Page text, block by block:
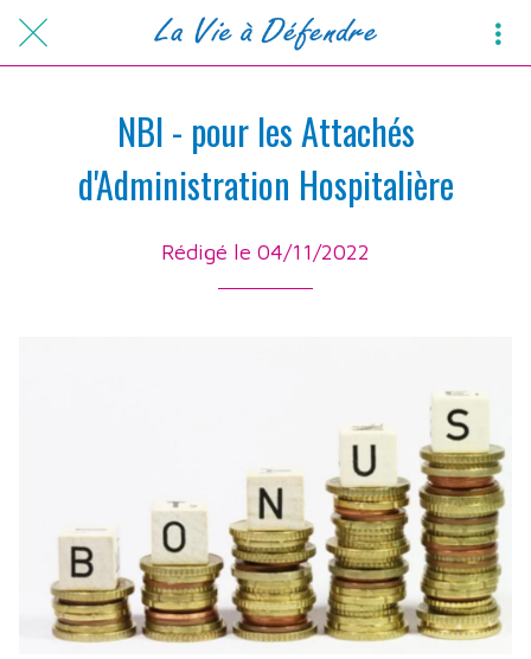
NBI - pour les Attachés
d'Administration Hospitalière
Rédigé le 04/11/2022